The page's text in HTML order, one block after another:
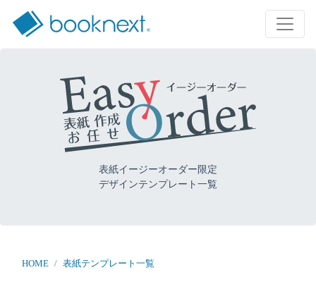
表紙イージーオーダー限定
デザインテンプレート一覧
HOME 表紙テンプレート一覧